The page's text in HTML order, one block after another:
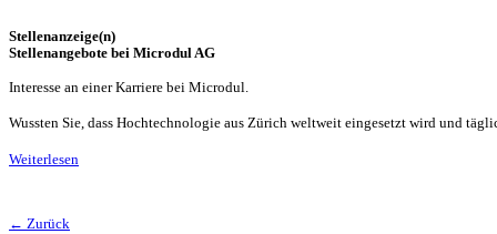
Stellenanzeige(n)
Stellenangebote bei Microdul AG
Interesse an einer Karriere bei Microdul.
Wussten Sie, dass Hochtechnologie aus Zürich weltweit eingesetzt wird und
Weiterlesen
← Zurück